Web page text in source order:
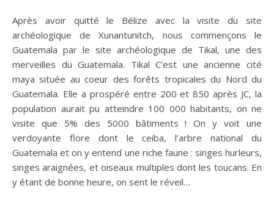
Après avoir quitté le Bélize avec la visite du site
archéologique de Xunantunitch, nous commençons le
Guatemala par le site archéologique de Tikal, une des
merveilles du Guatemala. Tikal C’est une ancienne cité
maya située au coeur des forêts tropicales du Nord du
Guatemala. Elle a prospéré entre 200 et 850 après JC, la
population aurait pu atteindre 100 000 habitants, on ne
visite que 5% des 5000 bâtiments ! On y voit une
verdoyante flore dont le ceiba, l’arbre national du
Guatemala et on y entend une riche faune : singes hurleurs,
singes araignées, et oiseaux multiples dont les toucans. En
y étant de bonne heure, on sent le réveil…